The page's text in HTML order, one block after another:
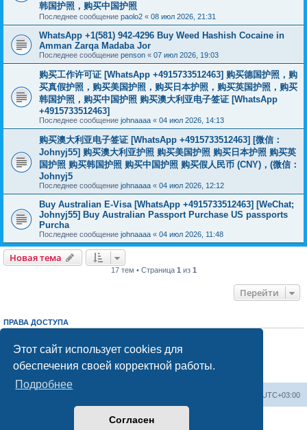
Этот сайт использует cookies для
обеспечения своей корректной работы.
Подробнее
Согласен
韩国护照，购买中国护照
Последнее сообщение paolo2 « 08 июл 2026, 21:31
WhatsApp +1(581) 942-4296 Buy Weed Hashish Cocaine in
Amman Zarqa Madaba Jor
Последнее сообщение penson « 07 июл 2026, 19:03
购买工作许可证 [WhatsApp +4915733512463] 购买德国护照，购
买真假护照，购买美国护照，购买日本护照，购买英国护照，购买
韩国护照，购买中国护照 购买澳大利亚电子签证 [WhatsApp
+4915733512463]
Последнее сообщение johnaaaa « 04 июл 2026, 14:13
购买澳大利亚电子签证 [WhatsApp +4915733512463] [微信：
Johnyj55] 购买澳大利亚护照 购买美国护照 购买日本护照 购买英
国护照 购买韩国护照 购买中国护照 购买假人民币 (CNY)，(微信：
Johnyj5
Последнее сообщение johnaaaa « 04 июл 2026, 12:12
Buy Australian E-Visa [WhatsApp +4915733512463] [WeChat;
Johnyj55] Buy Australian Passport Purchase US passports
Purcha
Последнее сообщение johnaaaa « 04 июл 2026, 11:48
Новая тема
17 тем • Страница 1 из 1
Перейти
ПРАВА ДОСТУПА
Выне можетеотвечать на сообщения
Выне можетередактировать свои сообщения
Выне можетеудалять свои сообщения
добавлять вложения
UTC+03:00
Создано на основеphpBB® Forum Software © phpBB Limited